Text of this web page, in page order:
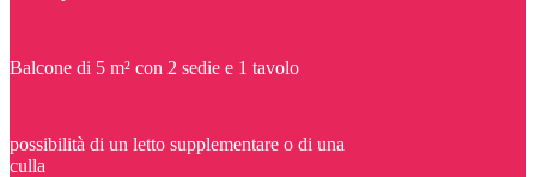
Balcone di 5 m² con 2 sedie e 1 tavolo
possibilità di un letto supplementare o di una
culla